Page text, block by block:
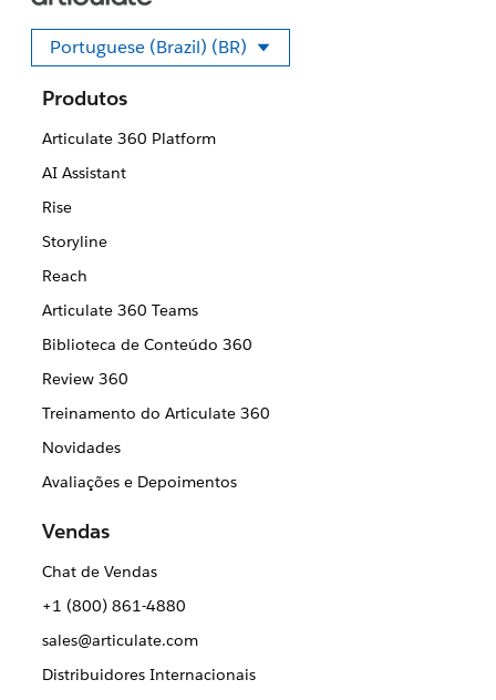
Portuguese (Brazil) (BR)
Selecione seu idioma
Produtos
Articulate 360 Platform
AI Assistant
Rise
Storyline
Reach
Articulate 360 Teams
Biblioteca de Conteúdo 360
Review 360
Treinamento do Articulate 360
Novidades
Avaliações e Depoimentos
Vendas
Chat de Vendas
+1 (800) 861-4880
sales@articulate.com
Distribuidores Internacionais